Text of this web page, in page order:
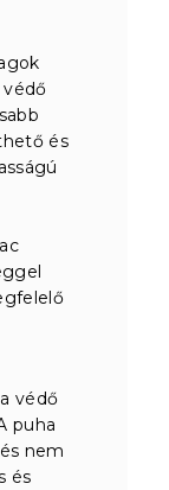
védő
és
védő
puha
nem
és